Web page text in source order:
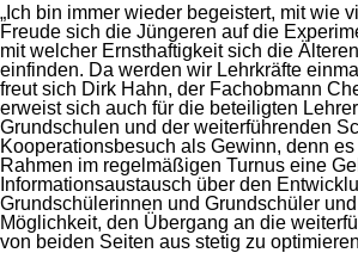
„Ich bin immer wieder begeistert, mit wie
Freude sich die Jüngeren auf die
mit welcher Ernsthaftigkeit sich die
einfinden. Da werden wir Lehrkräfte
freut sich Dirk Hahn, der Fachobmann
erweist sich auch für die beteiligten
Grundschulen und der weiterführenden
Kooperationsbesuch als Gewinn, denn
Rahmen im regelmäßigen Turnus eine
Informationsaustausch über den
Grundschülerinnen und Grundschüler
Möglichkeit, den Übergang an die
von beiden Seiten aus stetig zu